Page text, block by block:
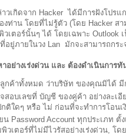
วเกิดจาก Hackerได้มีการฝังโปร
งท่าน โดยที่ไม่รู้ตัว (โดย Hacker สา
วเตอร์นั้นๆ ได้ โดยเฉพาะ Outlook
ที่อยู่ภายในวง Lan มักจะสามารถกระ
อย่างเร่งด่วน และ ต้องดำเนินการทั
กค้าทั้งหมด ว่าบริษัท ของคุณมิได้ มี
สอบเลขที่ บัญชี ของคู่ค้า อย่างละเอี
ติใดๆ หรือ ไม่ ก่อนที่จะทำการโอนเ
น Password Account ทุกประเภท ตั้
วเตอร์ที่ไม่มีไวรัสอย่างเร่งด่วน, โ